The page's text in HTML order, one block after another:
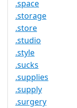
.space
.storage
.store
.studio
.style
.sucks
.supplies
.supply
.surgery